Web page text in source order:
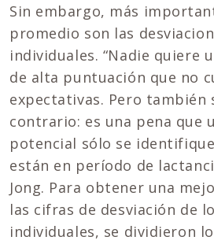
Sin embargo, más
promedio son las
individuales. “Nadie quiere
de alta puntuación que no
expectativas. Pero también
contrario: es una pena que
potencial sólo se
están en período de
Jong. Para obtener una
las cifras de desviación de
individuales, se dividieron